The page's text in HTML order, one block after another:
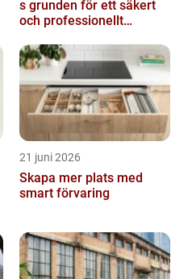
s grunden för ett säkert
och professionellt
21 juni 2026
Skapa mer plats med
smart förvaring